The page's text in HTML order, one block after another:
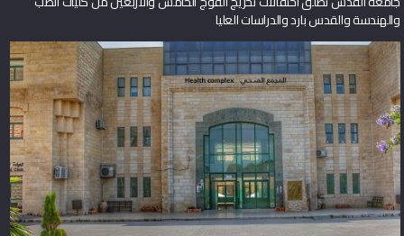
والهندسة والقدس بارد والدراسات العليا